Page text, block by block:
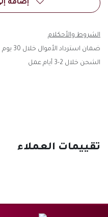
إضافة
الشروط والأحكلام
ضمان استرداد الأموال خلال 30 يوم
الشحن خلال 2-3 أيام عمل
تقييمات العملاء